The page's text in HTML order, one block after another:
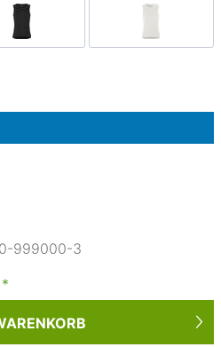
999000-3
*